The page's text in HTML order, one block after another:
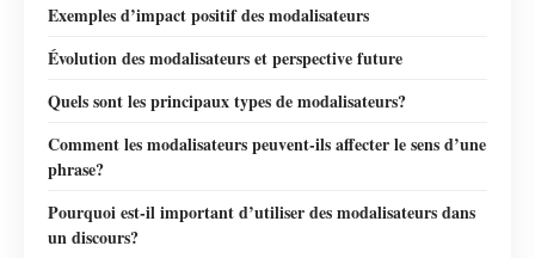
Exemples d’impact positif des modalisateurs
Évolution des modalisateurs et perspective future
Quels sont les principaux types de modalisateurs?
Comment les modalisateurs peuvent-ils affecter le sens d’une
phrase?
Pourquoi est-il important d’utiliser des modalisateurs dans
un discours?